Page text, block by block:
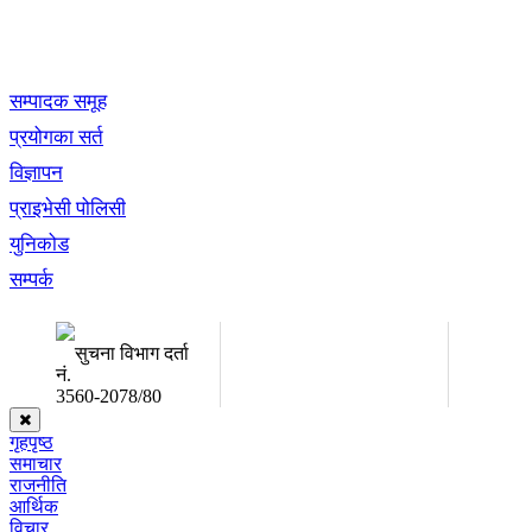
सम्पादक समूह
प्रयोगका सर्त
विज्ञापन
प्राइभेसी पोलिसी
युनिकोड
सम्पर्क
सुचना विभाग दर्ता
नं.
3560-2078/80
गृहपृष्ठ
समाचार
राजनीति
आर्थिक